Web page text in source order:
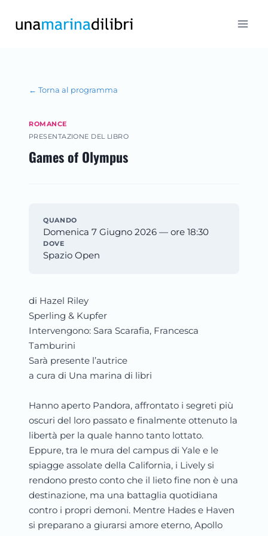
← Torna al programma
ROMANCE
PRESENTAZIONE DEL LIBRO
Games of Olympus
QUANDO
Domenica 7 Giugno 2026 — ore 18:30
DOVE
Spazio Open
di Hazel Riley
Sperling & Kupfer
Intervengono: Sara Scarafia, Francesca
Tamburini
Sarà presente l’autrice
a cura di Una marina di libri
Hanno aperto Pandora, affrontato i segreti più
oscuri del loro passato e finalmente ottenuto la
libertà per la quale hanno tanto lottato.
Eppure, tra le mura del campus di Yale e le
spiagge assolate della California, i Lively si
rendono presto conto che il lieto fine non è una
destinazione, ma una battaglia quotidiana
contro i propri demoni. Mentre Hades e Haven
si preparano a giurarsi amore eterno, Apollo